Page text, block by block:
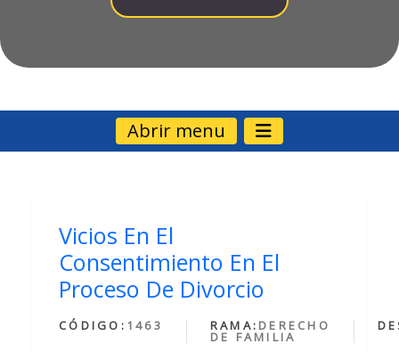
Abrir menu
Vicios En El
Consentimiento En El
Proceso De Divorcio
CÓDIGO: 1463 RAMA: DERECHO
DE FAMILIA